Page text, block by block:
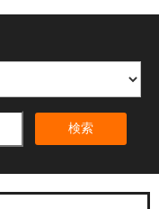
検索